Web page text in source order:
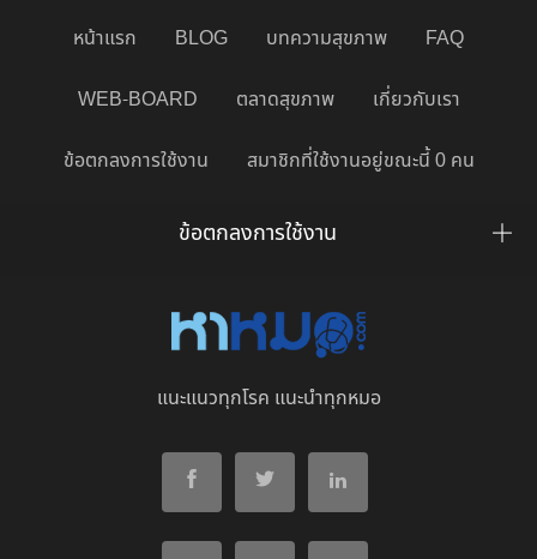
หน้าแรก BLOG บทความสุขภาพ FAQ
WEB-BOARD ตลาดสุขภาพ เกี่ยวกับเรา
ข้อตกลงการใช้งาน สมาชิกที่ใช้งานอยู่ขณะนี้ 0 คน
ข้อตกลงการใช้งาน
แนะแนวทุกโรค แนะนำทุกหมอ